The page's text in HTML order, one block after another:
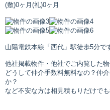
(敷)0ヶ月 (礼)0ヶ月
山陽電鉄本線「西代」駅徒歩5分で
他社掲載物件・他社でご内覧した
どうして仲介手数料無料なの？仲
か？
など不安な方は相見積もりだけで